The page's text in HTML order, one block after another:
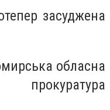
засуджена
обласна
прокуратура